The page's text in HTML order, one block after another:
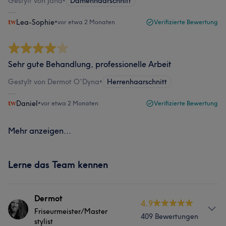
Lea-Sophie•vor etwa 2 Monaten Verifizierte Bewertung
Sehr gute Behandlung, professionelle Arbeit
Gestylt von Dermot O`Dyna• Herrenhaarschnitt
Daniel•vor etwa 2 Monaten Verifizierte Bewertung
Mehr anzeigen...
Lerne das Team kennen
Dermot
Friseurmeister/Master
stylist
4.9
409 Bewertungen